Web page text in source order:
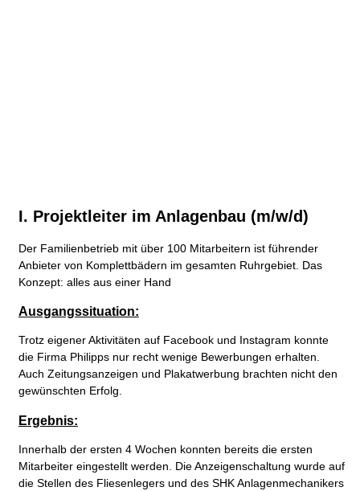
I. Projektleiter im Anlagenbau (m/w/d)
Der Familienbetrieb mit über 100 Mitarbeitern ist führender
Anbieter von Komplettbädern im gesamten Ruhrgebiet. Das
Konzept: alles aus einer Hand
Ausgangssituation:
Trotz eigener Aktivitäten auf Facebook und Instagram konnte
die Firma Philipps nur recht wenige Bewerbungen erhalten.
Auch Zeitungsanzeigen und Plakatwerbung brachten nicht den
gewünschten Erfolg.
Ergebnis:
Innerhalb der ersten 4 Wochen konnten bereits die ersten
Mitarbeiter eingestellt werden. Die Anzeigenschaltung wurde auf
die Stellen des Fliesenlegers und des SHK Anlagenmechanikers